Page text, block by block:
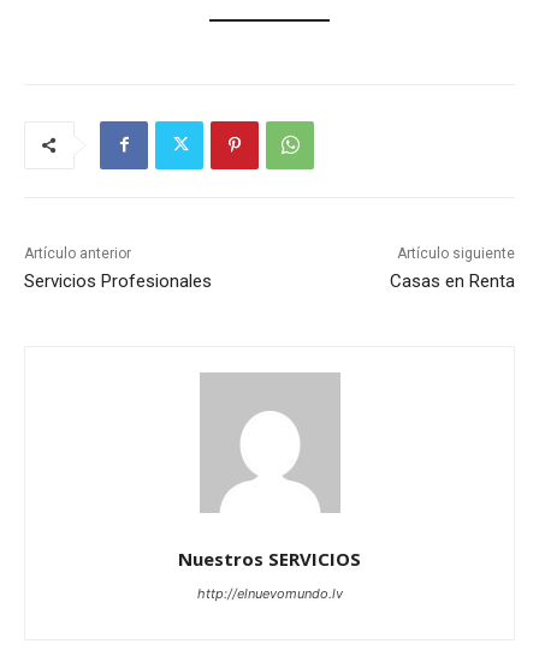
Artículo anterior
Servicios Profesionales
Artículo siguiente
Casas en Renta
Nuestros SERVICIOS
http://elnuevomundo.lv